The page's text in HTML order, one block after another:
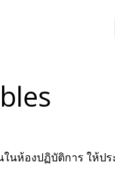
นห้องปฏิบัติการ ให้ป